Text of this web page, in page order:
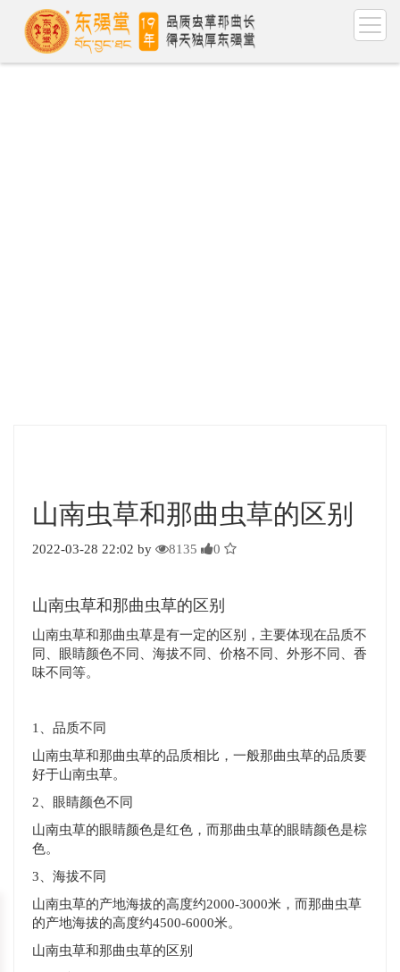
​山南虫草和那曲虫草的区别
2022-03-28 22:02 by 8135 0
山南虫草和那曲虫草的区别
山南虫草和那曲虫草是有一定的区别，主要体现在品质不
同、眼睛颜色不同、海拔不同、价格不同、外形不同、香
味不同等。
1、品质不同
山南虫草和那曲虫草的品质相比，一般那曲虫草的品质要
好于山南虫草。
2、眼睛颜色不同
山南虫草的眼睛颜色是红色，而那曲虫草的眼睛颜色是棕
色。
3、海拔不同
山南虫草的产地海拔的高度约2000-3000米，而那曲虫草
的产地海拔的高度约4500-6000米。
山南虫草和那曲虫草的区别